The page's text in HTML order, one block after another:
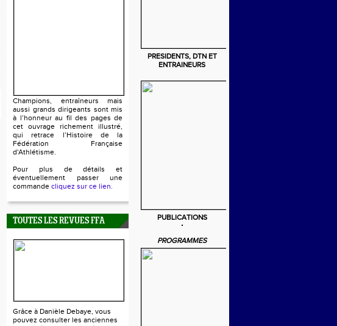
Champions, entraîneurs mais
aussi grands dirigeants sont mis
à l’honneur au fil des pages de
cet ouvrage richement illustré,
qui retrace l’Histoire de la
Fédération Française
d'Athlétisme.
Pour plus de détails et
éventuellement passer une
commande cliquez sur ce lien.
TOUTES LES REVUES FFA
Grâce à Danièle Debaye, vous
pouvez consulter les anciennes
PRESIDENTS, DTN ET
ENTRAINEURS
PUBLICATIONS
PROGRAMMES